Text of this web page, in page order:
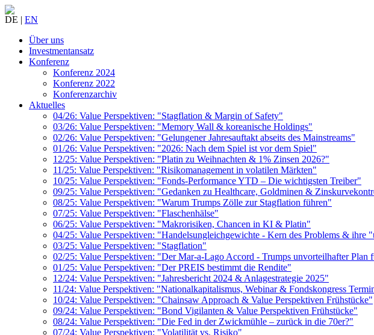
DE | EN
Über uns
Investmentansatz
Konferenz
Konferenz 2024
Konferenz 2022
Konferenzarchiv
Aktuelles
04/26: Value Perspektiven: "Stagflation & Margin of Safety"
03/26: Value Perspektiven: "Memory Wall & koreanische Holdings"
02/26: Value Perspektiven: "Gelungener Jahresauftakt abseits des Mainstreams"
01/26: Value Perspektiven: "2026: Nach dem Spiel ist vor dem Spiel"
12/25: Value Perspektiven: "Platin zu Weihnachten & 1% Zinsen 2026?"
11/25: Value Perspektiven: "Risikomanagement in volatilen Märkten"
10/25: Value Perspektiven: "Fonds-Performance YTD – Die wichtigsten Treiber"
09/25: Value Perspektiven: "Gedanken zu Healthcare, Goldminen &
08/25: Value Perspektiven: "Warum Trumps Zölle zur Stagflation führen"
07/25: Value Perspektiven: "Flaschenhälse"
06/25: Value Perspektiven: "Makrorisiken, Chancen in KI & Platin"
04/25: Value Perspektiven: "Handelsungleichgewichte - Kern des Problems & ihre
03/25: Value Perspektiven: "Stagflation"
02/25: Value Perspektiven: "Der Mar-a-Lago Accord - Trumps unvorteilhafter Plan
01/25: Value Perspektiven: "Der PREIS bestimmt die Rendite"
12/24: Value Perspektiven: "Jahresbericht 2024 & Anlagestrategie 2025"
11/24: Value Perspektiven: "Nationalkapitalismus, Webinar & Fondskongress
10/24: Value Perspektiven: "Chainsaw Approach & Value Perspektiven Frühstücke"
09/24: Value Perspektiven: "Bond Vigilanten & Value Perspektiven Frühstücke"
08/24: Value Perspektiven: "Die Fed in der Zwickmühle – zurück in die 70er?"
07/24: Value Perspektiven: "Volatilität vs. Risiko"